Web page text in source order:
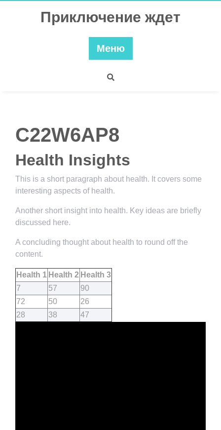
Приключение ждет
Меню
C22W6AP8
Health Insights
This is a short paragraph about health. It covers some
interesting aspects of health.
Another short insight into health. Key ideas are briefly
discussed here.
A concluding thought about health to round off the
content.
Health 1 Health 2 Health 3
7
57
90
72
50
26
28
38 47